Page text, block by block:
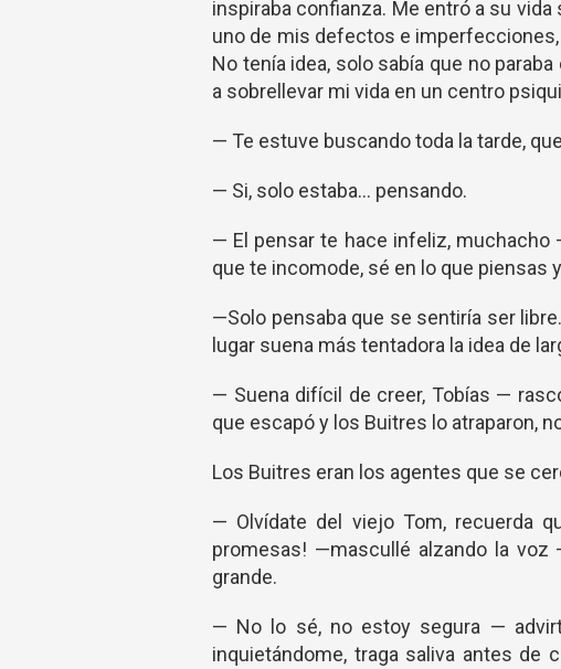
inspiraba confianza. Me entró a su
uno de mis defectos e imperfecciones,
No tenía idea, solo sabía que no
a sobrellevar mi vida en un centro
— Te estuve buscando toda la tarde,
— Si, solo estaba… pensando.
— El pensar te hace infeliz,
que te incomode, sé en lo que piensas
—Solo pensaba que se sentiría ser
lugar suena más tentadora la idea de
— Suena difícil de creer, Tobías —
que escapó y los Buitres lo atraparon,
Los Buitres eran los agentes que se
— Olvídate del viejo Tom, recuerda
promesas! —mascullé alzando la
grande.
— No lo sé, no estoy segura —
inquietándome, traga saliva antes